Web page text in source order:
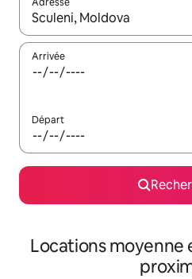
Lorsque les résultats
Arrivée
Départ
Locations moyenne